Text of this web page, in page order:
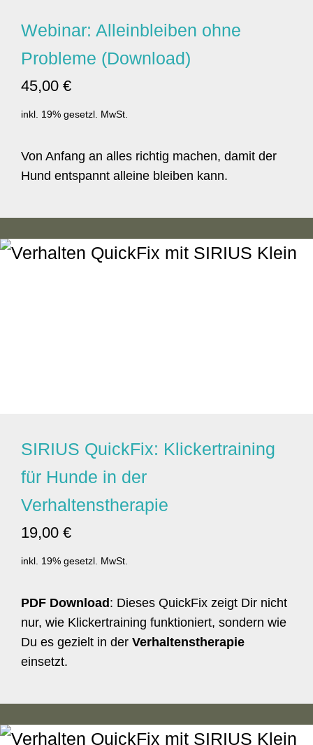
Webinar: Alleinbleiben ohne
Probleme (Download)
45,00 €
inkl. 19% gesetzl. MwSt.
Von Anfang an alles richtig machen, damit der
Hund entspannt alleine bleiben kann.
SIRIUS QuickFix: Klickertraining
für Hunde in der
Verhaltenstherapie
19,00 €
inkl. 19% gesetzl. MwSt.
PDF Download : Dieses QuickFix zeigt Dir nicht
nur, wie Klickertraining funktioniert, sondern wie
Du es gezielt in der Verhaltenstherapie
einsetzt.